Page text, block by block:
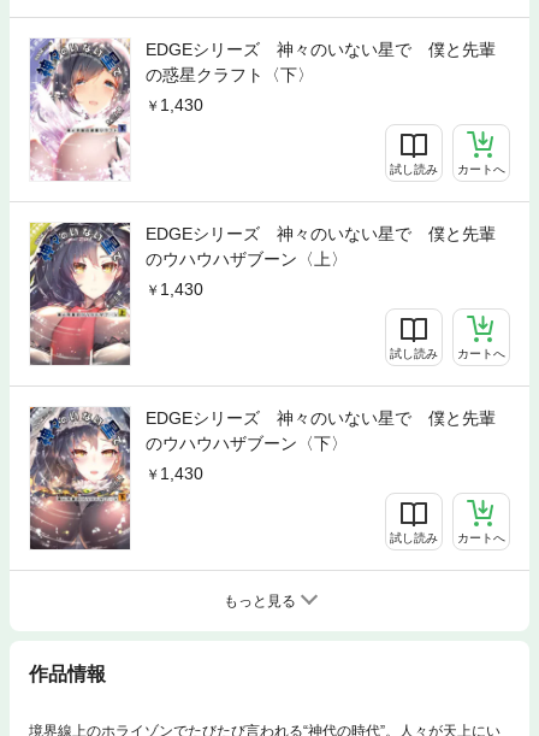
EDGEシリーズ 神々のいない星で 僕と先輩
の惑星クラフト〈下〉
1,430
試し読み カートへ
EDGEシリーズ 神々のいない星で 僕と先輩
のウハウハザブーン〈上〉
1,430
試し読み カートへ
EDGEシリーズ 神々のいない星で 僕と先輩
のウハウハザブーン〈下〉
1,430
試し読み カートへ
もっと見る
作品情報
境界線上のホライゾンでたびたび言われる“神代の時代”。人々が天上にい